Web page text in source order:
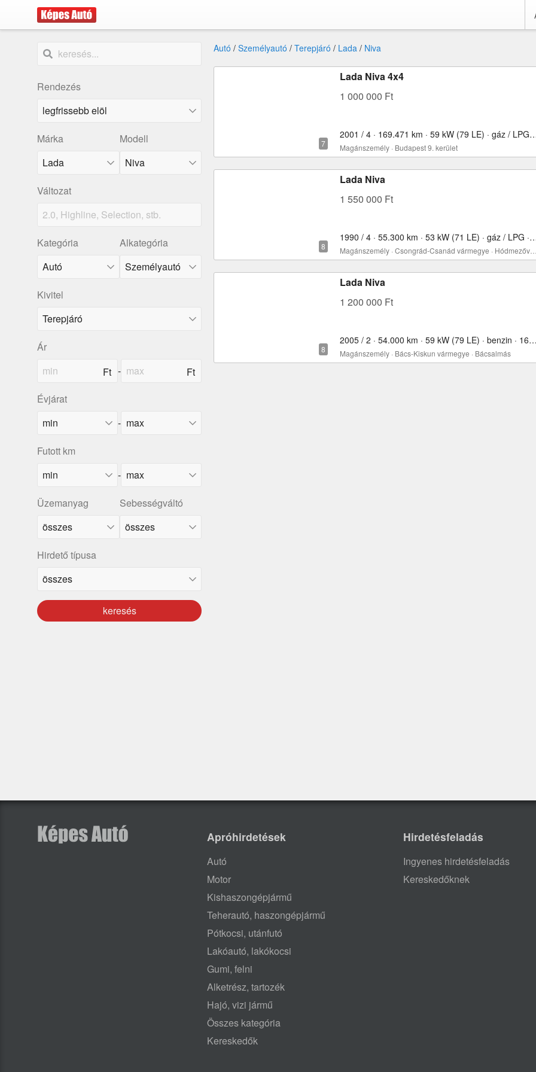
Rendezés
Márka
Lada
Modell
Niva
Változat
Kategória Alkategória
Kivitel
Ár
-
Évjárat
-
Futott km
-
Üzemanyag Sebességváltó
Hirdető típusa
keresés
Autó / Személyautó / Terepjáró / Lada / Niva
Lada Niva 4x4
1 000 000 Ft
2001 / 4 · 169.471 km · 59 kW (79
Magánszemély · Budapest 9. kerület
Lada Niva
1 550 000 Ft
1990 / 4 · 55.300 km · 53 kW (71
Lada Niva
1 200 000 Ft
2005 / 2 · 54.000 km · 59 kW (79 LE) · benzin · 1690 cm³
Magánszemély · Bács-Kiskun vármegye · Bácsalmás
Apróhirdetések
Autó
Motor
Kishaszongépjármű
Teherautó, haszongépjármű
Pótkocsi, utánfutó
Lakóautó, lakókocsi
Gumi, felni
Alketrész, tartozék
Hajó, vizi jármű
Összes kategória
Kereskedők
Hirdetésfeladás
Ingyenes hirdetésfeladás
Kereskedőknek